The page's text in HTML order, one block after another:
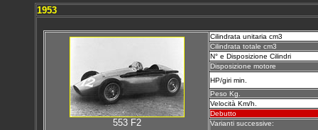
1953
553 F2
Cilindrata unitaria cm3
Cilindrata totale cm3
N° e Disposizione Cilindri
Disposizione motore
HP/giri min.
Peso Kg.
Velocità Km/h.
Debutto
Varianti successive: